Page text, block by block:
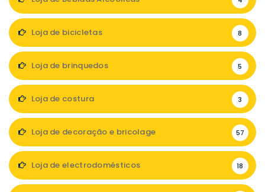
Loja de bicicletas 8
Loja de brinquedos 5
Loja de costura 3
Loja de decoração e bricolage 57
Loja de electrodomésticos 18